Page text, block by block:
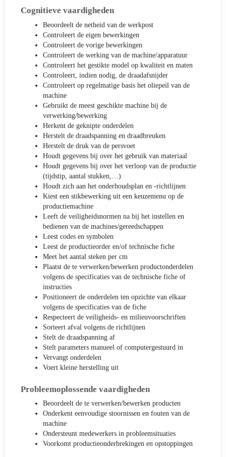
Cognitieve vaardigheden
Beoordeelt de netheid van de werkpost
Controleert de eigen bewerkingen
Controleert de vorige bewerkingen
Controleert de werking van de machine/apparatuur
Controleert het gestikte model op kwaliteit en maten
Controleert, indien nodig, de draadafsnijder
Controleert op regelmatige basis het oliepeil van de
machine
Gebruikt de meest geschikte machine bij de
verwerking/bewerking
Herkent de geknipte onderdelen
Herstelt de draadspanning en draadbreuken
Herstelt de druk van de persvoet
Houdt gegevens bij over het gebruik van materiaal
Houdt gegevens bij over het verloop van de productie
(tijdstip, aantal stukken,…)
Houdt zich aan het onderhoudsplan en -richtlijnen
Kiest een stikbewerking uit een keuzemenu op de
productiemachine
Leeft de veiligheidsnormen na bij het instellen en
bedienen van de machines/gereedschappen
Leest codes en symbolen
Leest de productieorder en/of technische fiche
Meet het aantal steken per cm
Plaatst de te verwerken/bewerken productonderdelen
volgens de specificaties van de technische fiche of
instructies
Positioneert de onderdelen ten opzichte van elkaar
volgens de specificaties van de fiche
Respecteert de veiligheids- en milieuvoorschriften
Sorteert afval volgens de richtlijnen
Stelt de draadspanning af
Stelt parameters manueel of computergestuurd in
Vervangt onderdelen
Voert kleine herstelling uit
Probleemoplossende vaardigheden
Beoordeelt de te verwerken/bewerken producten
Onderkent eenvoudige stoornissen en fouten van de
machine
Ondersteunt medewerkers in probleemsituaties
Voorkomt productieonderbrekingen en opstoppingen